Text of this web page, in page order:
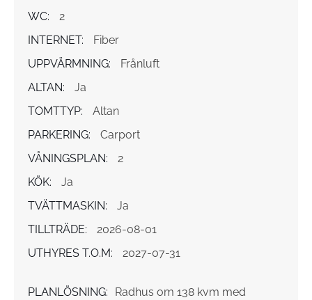
WC:
2
INTERNET:
Fiber
UPPVÄRMNING:
Frånluft
ALTAN:
Ja
TOMTTYP:
Altan
PARKERING:
Carport
VÅNINGSPLAN:
2
KÖK:
Ja
TVÄTTMASKIN:
Ja
TILLTRÄDE:
2026-08-01
UTHYRES T.O.M:
2027-07-31
PLANLÖSNING:
Radhus om 138 kvm med